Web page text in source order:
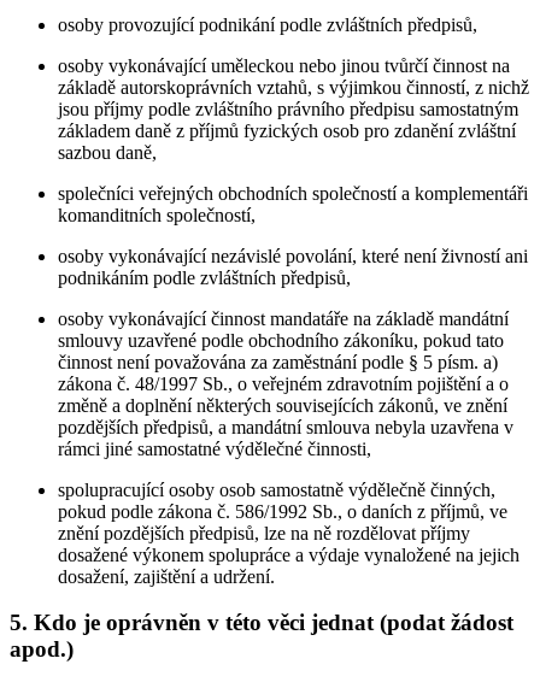
osoby provozující podnikání podle zvláštních předpisů,
osoby vykonávající uměleckou nebo jinou tvůrčí činnost na
základě autorskoprávních vztahů, s výjimkou činností, z nichž
jsou příjmy podle zvláštního právního předpisu samostatným
základem daně z příjmů fyzických osob pro zdanění zvláštní
sazbou daně,
společníci veřejných obchodních společností a komplementáři
komanditních společností,
osoby vykonávající nezávislé povolání, které není živností ani
podnikáním podle zvláštních předpisů,
osoby vykonávající činnost mandatáře na základě mandátní
smlouvy uzavřené podle obchodního zákoníku, pokud tato
činnost není považována za zaměstnání podle § 5 písm. a)
zákona č. 48/1997 Sb., o veřejném zdravotním pojištění a o
změně a doplnění některých souvisejících zákonů, ve znění
pozdějších předpisů, a mandátní smlouva nebyla uzavřena v
rámci jiné samostatné výdělečné činnosti,
spolupracující osoby osob samostatně výdělečně činných,
pokud podle zákona č. 586/1992 Sb., o daních z příjmů, ve
znění pozdějších předpisů, lze na ně rozdělovat příjmy
dosažené výkonem spolupráce a výdaje vynaložené na jejich
dosažení, zajištění a udržení.
5. Kdo je oprávněn v této věci jednat (podat žádost
apod.)